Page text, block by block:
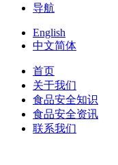
导航
English
中文简体
首页
关于我们
食品安全知识
食品安全资讯
联系我们